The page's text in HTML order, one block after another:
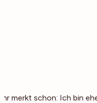
Ihr merkt schon: Ich bin